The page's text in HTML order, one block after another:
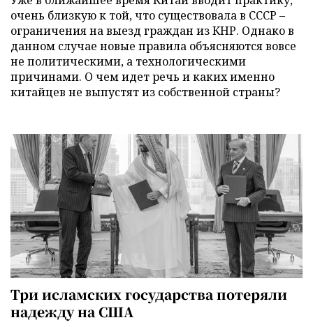
очень близкую к той, что существовала в СССР –
ограничения на выезд граждан из КНР. Однако в
данном случае новые правила объясняются вовсе
не политическими, а технологическими
причинами. О чем идет речь и каких именно
китайцев не выпустят из собственной страны?
Три исламских государства потеряли
надежду на США